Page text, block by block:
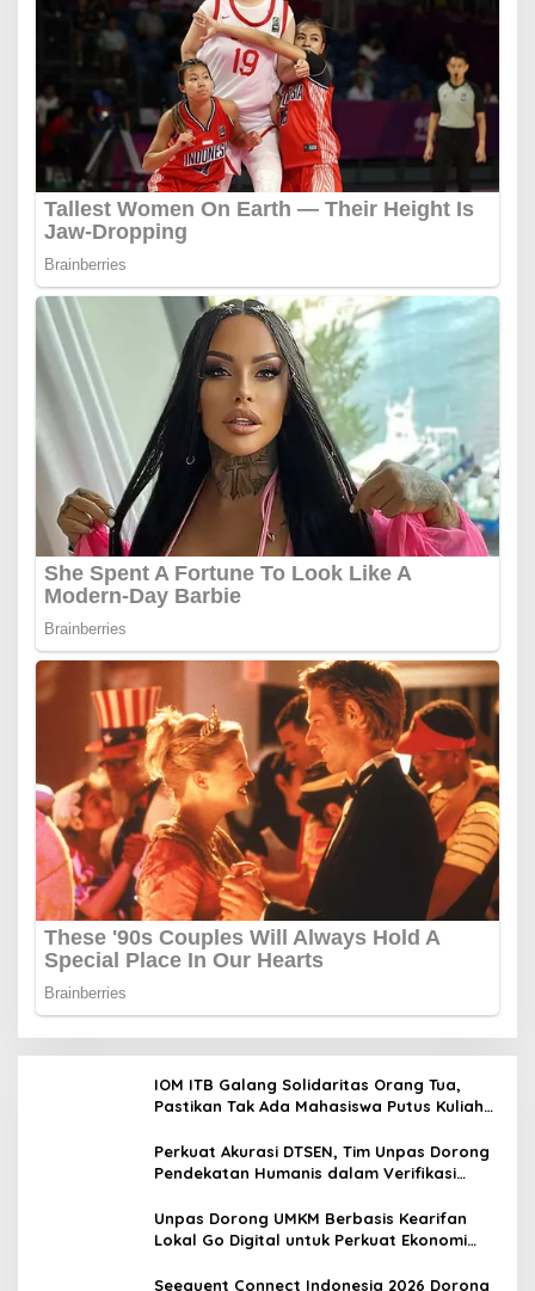
IOM ITB Galang Solidaritas Orang Tua,
Pastikan Tak Ada Mahasiswa Putus Kuliah
Perkuat Akurasi DTSEN, Tim Unpas Dorong
Pendekatan Humanis dalam Verifikasi
Unpas Dorong UMKM Berbasis Kearifan
Lokal Go Digital untuk Perkuat Ekonomi
Seequent Connect Indonesia 2026 Dorong